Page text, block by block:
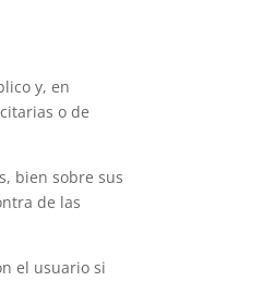
y, en
o de
bien sobre sus
de las
el usuario si